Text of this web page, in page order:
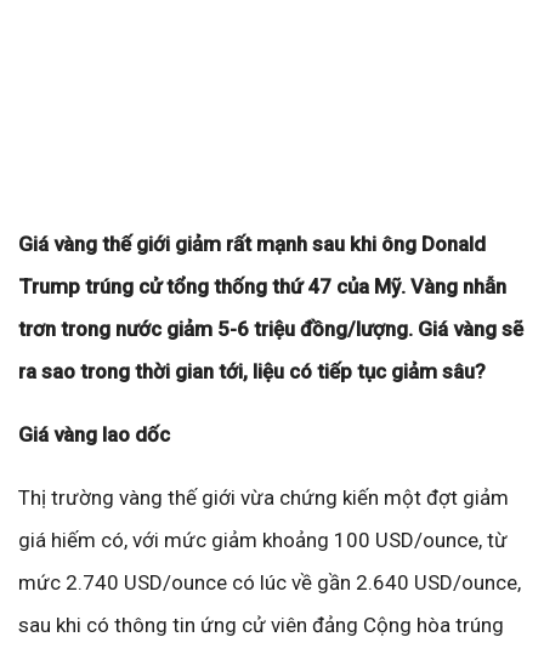
Giá vàng thế giới giảm rất mạnh sau khi ông Donald
Trump trúng cử tổng thống thứ 47 của Mỹ. Vàng nhẫn
trơn trong nước giảm 5-6 triệu đồng/lượng. Giá vàng sẽ
ra sao trong thời gian tới, liệu có tiếp tục giảm sâu?
Giá vàng lao dốc
Thị trường vàng thế giới vừa chứng kiến một đợt giảm
giá hiếm có, với mức giảm khoảng 100 USD/ounce, từ
mức 2.740 USD/ounce có lúc về gần 2.640 USD/ounce,
sau khi có thông tin ứng cử viên đảng Cộng hòa trúng